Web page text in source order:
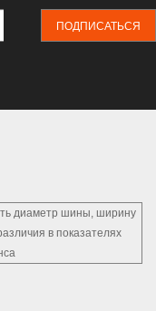
ПОДПИСАТЬСЯ
диаметр шины, ширину
в показателях